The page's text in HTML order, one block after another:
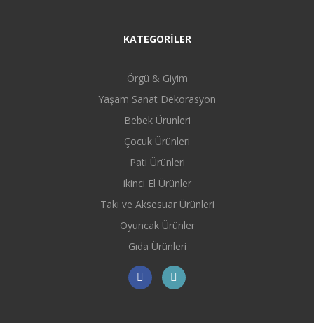
KATEGORİLER
Örgü & Giyim
Yaşam Sanat Dekorasyon
Bebek Ürünleri
Çocuk Ürünleri
Pati Ürünleri
ikinci El Ürünler
Takı ve Aksesuar Ürünleri
Oyuncak Ürünler
Gıda Ürünleri